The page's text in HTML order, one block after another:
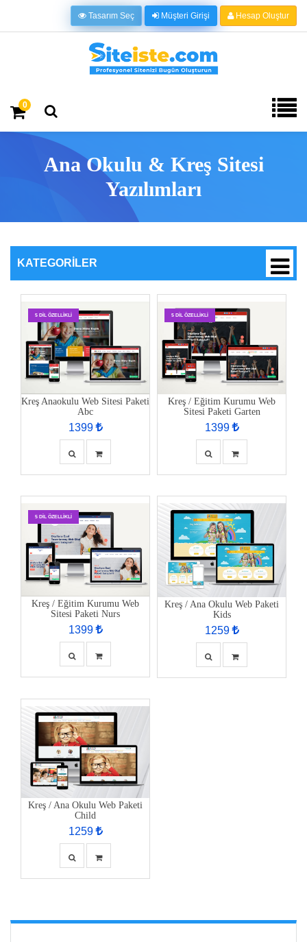
Tasarım Seç Müşteri Girişi Hesap Oluştur
0
Ana Okulu & Kreş Sitesi
Yazılımları
KATEGORILER
5 DIL ÖZELLIKLI
Kreş Anaokulu Web Sitesi Paketi
Abc
1399
5 DIL ÖZELLIKLI
Kreş / Eğitim Kurumu Web
Sitesi Paketi Garten
1399
5 DIL ÖZELLIKLI
Kreş / Eğitim Kurumu Web
Sitesi Paketi Nurs
1399
Kreş / Ana Okulu Web Paketi
Kids
1259
Kreş / Ana Okulu Web Paketi
Child
1259